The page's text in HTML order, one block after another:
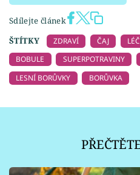
Sdílejte článek
ŠTÍTKY
ZDRAVÍ ČAJ
BOBULE
SUPERPOTRAVINY
LESNÍ BORŮVKY
BORŮVKA